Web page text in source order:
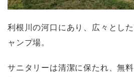
利根川の河口にあり、広々とし
ャンプ場。
サニタリーは清潔に保たれ、無